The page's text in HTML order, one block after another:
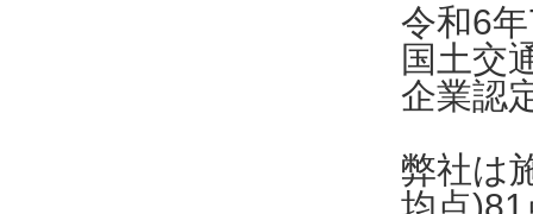
令和6
国土交
企業認
弊社は
均点